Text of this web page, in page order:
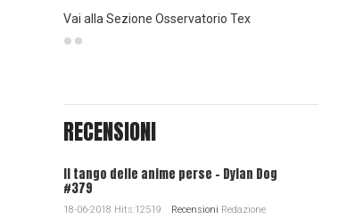
Vai alla Sezione Osservatorio Tex
RECENSIONI
Il tango delle anime perse - Dylan Dog
#379
18-06-2018 Hits:12519 Recensioni Redazione